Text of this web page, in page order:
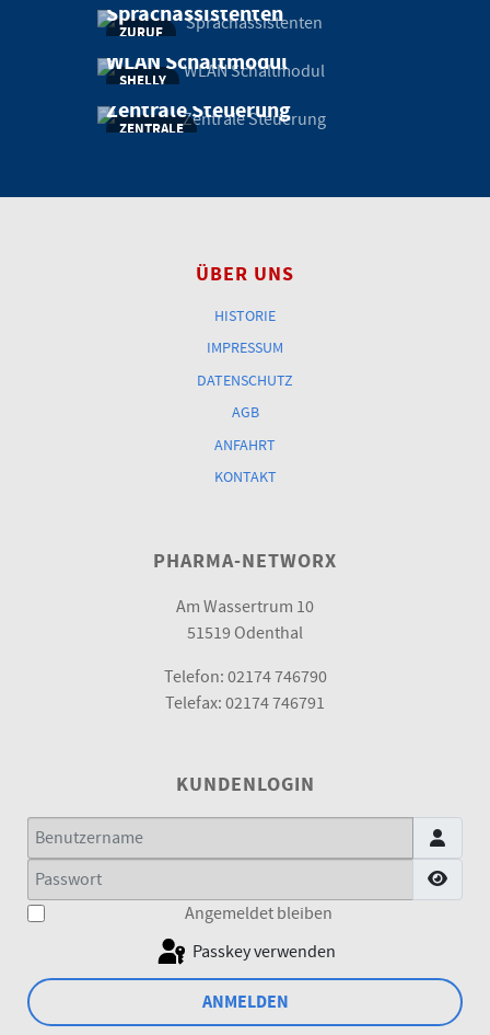
ZURUF
Sprachassistenten
SHELLY
WLAN Schaltmodul
ZENTRALE
Zentrale Steuerung
ÜBER UNS
HISTORIE
IMPRESSUM
DATENSCHUTZ
AGB
ANFAHRT
KONTAKT
PHARMA-NETWORX
Am Wassertrum 10
51519 Odenthal
Telefon: 02174 746790
Telefax: 02174 746791
KUNDENLOGIN
Benutzername
Passwort
Angemeldet bleiben
Passkey verwenden
ANMELDEN